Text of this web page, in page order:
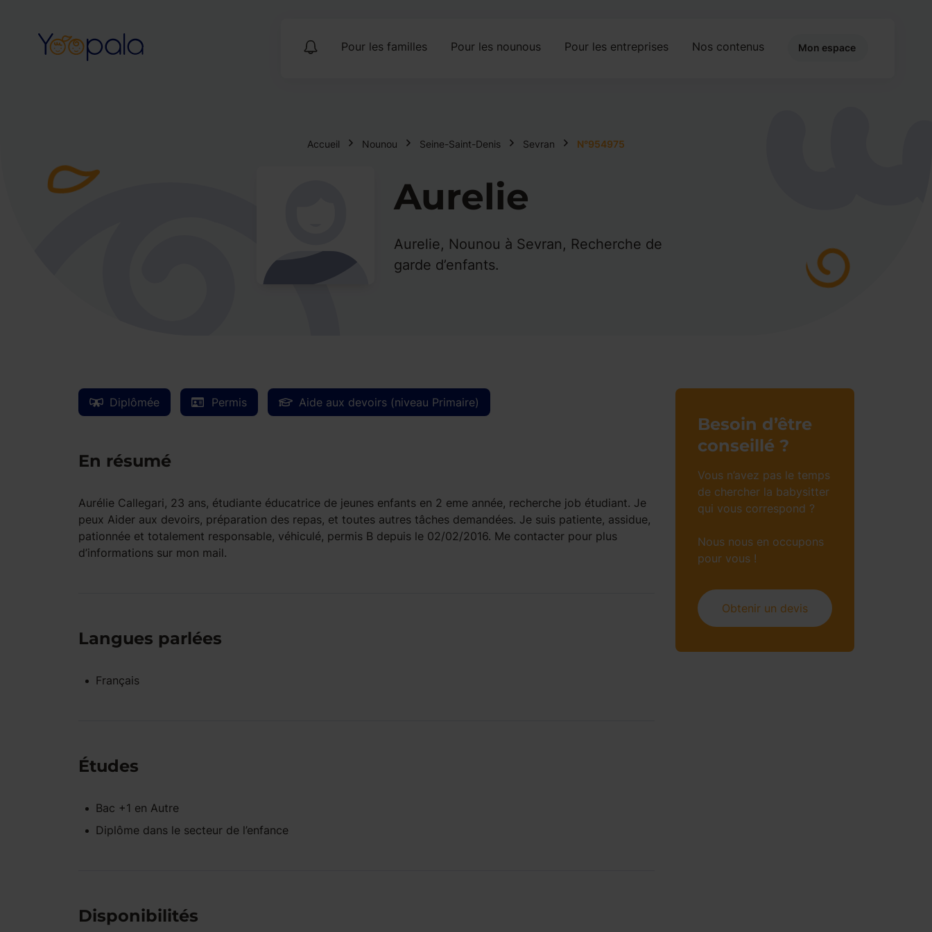
Pour les familles Pour les nounous Pour les entreprises Nos contenus Mon espace
Accueil Nounou Seine-Saint-Denis Sevran N°954975
Aurelie
Aurelie, Nounou à Sevran, Recherche de
garde d’enfants.
Diplômée Permis Aide aux devoirs (niveau Primaire)
En résumé
Aurélie Callegari, 23 ans, étudiante éducatrice de jeunes enfants en 2 eme année, recherche job étudiant. Je
peux Aider aux devoirs, préparation des repas, et toutes autres tâches demandées. Je suis patiente, assidue,
pationnée et totalement responsable, véhiculé, permis B depuis le 02/02/2016. Me contacter pour plus
d’informations sur mon mail.
Langues parlées
Français
Études
Bac +1 en Autre
Diplôme dans le secteur de l’enfance
Disponibilités
Besoin d’être
conseillé ?
Vous n’avez pas le temps
de chercher la babysitter
qui vous correspond ?
Nous nous en occupons
pour vous !
Obtenir un devis